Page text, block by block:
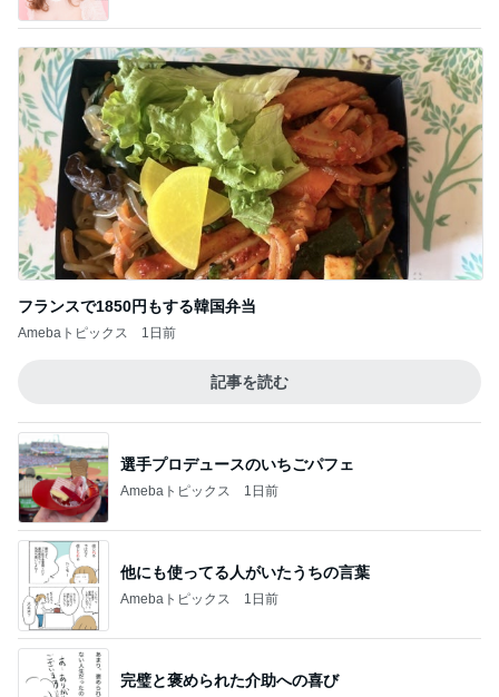
フランスで1850円もする韓国弁当
Amebaトピックス 1日前
記事を読む
選手プロデュースのいちごパフェ
Amebaトピックス 1日前
他にも使ってる人がいたうちの言葉
Amebaトピックス 1日前
完璧と褒められた介助への喜び